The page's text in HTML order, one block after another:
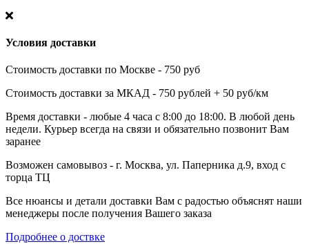
Условия доставки
Стоимость доставки по Москве - 750 руб
Стоимость доставки за МКАД - 750 рублей + 50 руб/км
Время доставки - любые 4 часа с 8:00 до 18:00. В любой день
недели. Курьер всегда на связи и обязательно позвонит Вам
заранее
Возможен самовывоз - г. Москва, ул. Паперника д.9, вход с
торца ТЦ
Все нюансы и детали доставки Вам с радостью объяснят наши
менеджеры после получения Вашего заказа
Подробнее о доствке